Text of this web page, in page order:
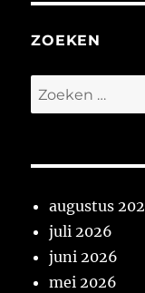
ZOEKEN
Zoeken
naar:
augustus
juli 2026
juni 2026
mei 2026